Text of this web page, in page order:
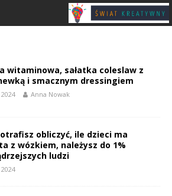
witaminowa, sałatka coleslaw z
i smacznym dressingiem
Anna Nowak
obliczyć, ile dzieci ma
z wózkiem, należysz do 1%
ludzi